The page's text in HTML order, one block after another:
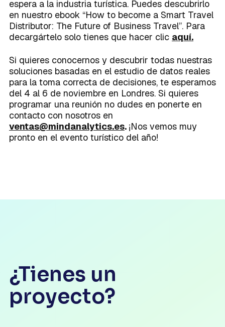
espera a la industria turística. Puedes descubrirlo
en nuestro ebook “How to become a Smart Travel
Distributor: The Future of Business Travel”. Para
decargártelo solo tienes que hacer clic aquí.
Si quieres conocernos y descubrir todas nuestras
soluciones basadas en el estudio de datos reales
para la toma correcta de decisiones, te esperamos
del 4 al 6 de noviembre en Londres. Si quieres
programar una reunión no dudes en ponerte en
contacto con nosotros en
ventas@mindanalytics.es. ¡Nos vemos muy
pronto en el evento turístico del año!
¿Tienes un
proyecto?